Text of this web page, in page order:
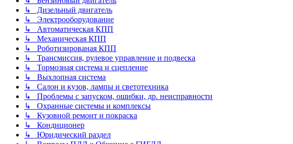
↳ Дизельный двигатель
↳ Электрооборудование
↳ Автоматическая КПП
↳ Механическая КПП
↳ Роботизированая КПП
↳ Трансмиссия, рулевое управление и подвеска
↳ Тормозная система и сцепление
↳ Выхлопная система
↳ Салон и кузов, лампы и светотехника
↳ Проблемы с запуском, ошибки, др. неисправности
↳ Охранные системы и комплексы
↳ Кузовной ремонт и покраска
↳ Кондиционер
↳ Юридический раздел